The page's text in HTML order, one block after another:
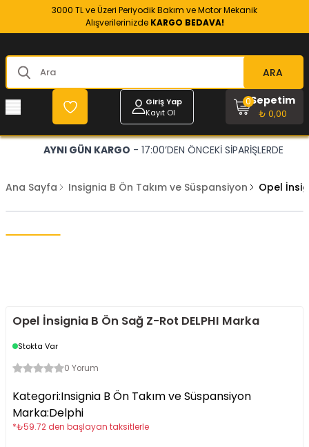
3000 TL ve Üzeri Periyodik Bakım ve Motor Mekanik
Alışverilerinizde KARGO BEDAVA!
ARA
Giriş Yap
Kayıt Ol
Sepetim
₺ 0,00
0
AYNI GÜN KARGO - 17:00’DEN ÖNCEKİ SİPARİŞLERDE
Ana Sayfa Insignia B Ön Takım ve Süspansiyon Opel
Opel İnsignia B Ön Sağ Z-Rot DELPHI Marka
Stokta Var
0 Yorum
Kategori:Insignia B Ön Takım ve Süspansiyon
Marka:Delphi
*₺59.72 den başlayan taksitlerle